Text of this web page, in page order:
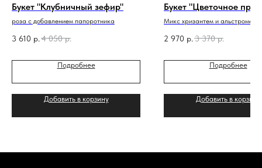
Букет "Клубничный зефир"
роза с добавлением папоротника
3 610 р. 4 050 р.
Подробнее
Добавить в корзину
Букет "Цветочное
Микс хризантем и
2 970 р. 3 370 р.
Подробнее
Добавить в корзину